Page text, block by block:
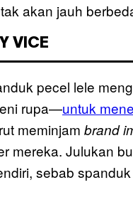
akan jauh
VICE
pecel lele
rupa—untuk
meminjam brand
mereka. Julukan
sebab